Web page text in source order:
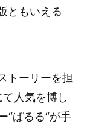
ともいえる
トーリーを担
人気を博し
“ぱるる“が手